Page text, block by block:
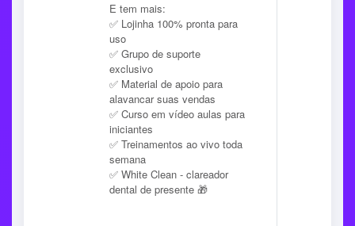
E tem mais:
✅ Lojinha 100% pronta para
uso
✅ Grupo de suporte
exclusivo
✅ Material de apoio para
alavancar suas vendas
✅ Curso em vídeo aulas para
iniciantes
✅ Treinamentos ao vivo toda
semana
✅ White Clean - clareador
dental de presente 🎁